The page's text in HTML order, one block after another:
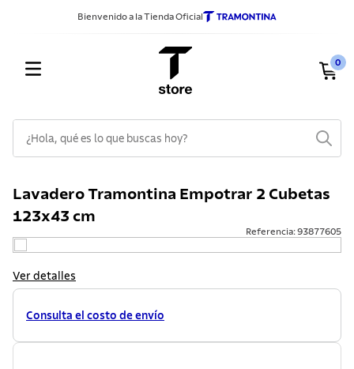
Bienvenido a la Tienda Oficial
0
Lavadero Tramontina Empotrar 2 Cubetas
123x43 cm
Referencia:93877605
Ver detalles
Consulta el costo de envío
1.
sarten
2.
ollas
3.
cuchillos
4.
cubiertos
5
juego ollas